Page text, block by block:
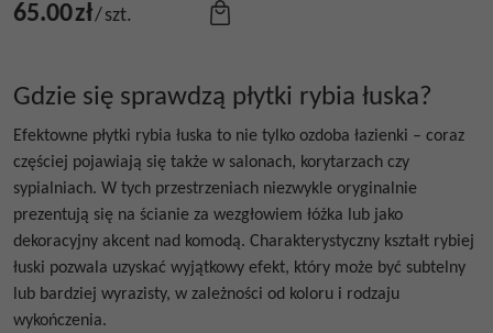
65.00zł/szt.
Gdzie się sprawdzą płytki rybia łuska?
Efektowne płytki rybia łuska to nie tylko ozdoba łazienki – coraz
częściej pojawiają się także w salonach, korytarzach czy
sypialniach. W tych przestrzeniach niezwykle oryginalnie
prezentują się na ścianie za wezgłowiem łóżka lub jako
dekoracyjny akcent nad komodą. Charakterystyczny kształt rybiej
łuski pozwala uzyskać wyjątkowy efekt, który może być subtelny
lub bardziej wyrazisty, w zależności od koloru i rodzaju
wykończenia.